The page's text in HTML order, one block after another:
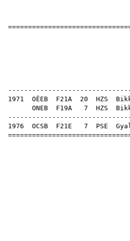
OB
1971 OÉEB F21A 20 HZS
ONEB F19A 7 HZS
1976 OCSB F21E 7 PSE